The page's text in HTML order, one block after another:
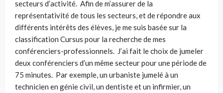
secteurs d’activité. Afin de m’assurer de la
représentativité de tous les secteurs, et de répondre aux
différents intérêts des élèves, je me suis baséesur la
classification Cursus pour la recherche de mes
conférenciers-professionnels. J’ai fait le choix de jumeler
deux conférenciers d’un même secteur pour une période de
75 minutes. Par exemple, un urbaniste jumelé à un
technicien en génie civil, un dentiste et un infirmier, un